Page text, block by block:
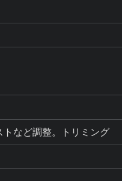
など調整。トリミング